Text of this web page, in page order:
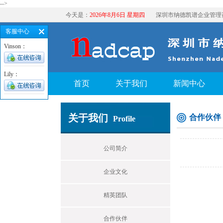
-->
今天是： 2026年8月6日 星期四 深圳市纳德凯谱企业管
首页 关于我们 新闻中心
关于我们 Profile
公司简介
企业文化
精英团队
合作伙伴
合作伙伴
客服中心
Vinson：
Lily：